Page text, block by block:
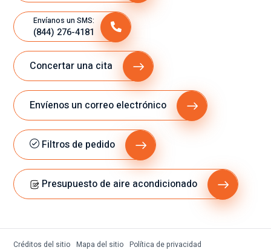
Envíanos un SMS:
(844) 276-4181
Concertar una cita
Envíenos un correo electrónico
Filtros de pedido
Presupuesto de aire acondicionado
Créditos del sitio Mapa del sitio Política de privacidad